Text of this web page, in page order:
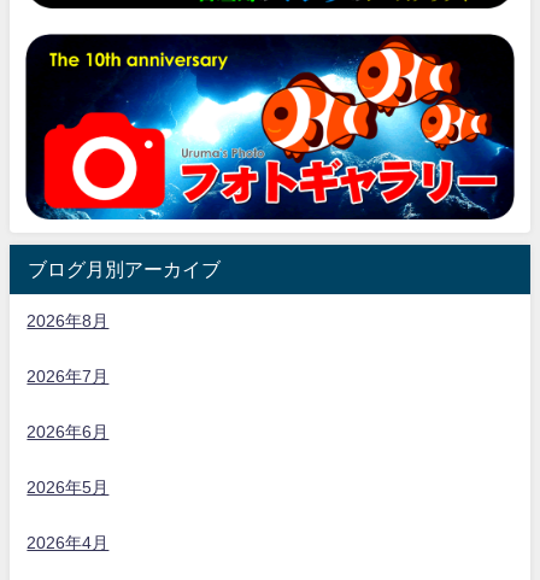
ブログ月別アーカイブ
2026年8月
2026年7月
2026年6月
2026年5月
2026年4月